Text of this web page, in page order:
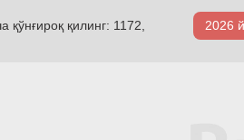
қилинг: 1172,
2026